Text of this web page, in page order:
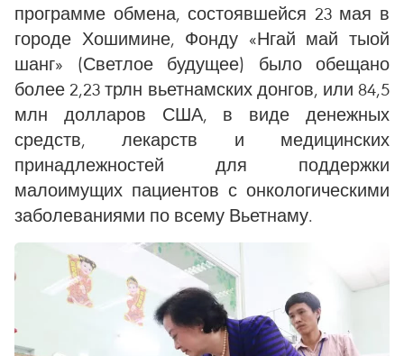
программе обмена, состоявшейся 23 мая в
городе Хошимине, Фонду «Нгай май тыой
шанг» (Светлое будущее) было обещано
более 2,23 трлн вьетнамских донгов, или 84,5
млн долларов США, в виде денежных
средств, лекарств и медицинских
принадлежностей для поддержки
малоимущих пациентов с онкологическими
заболеваниями по всему Вьетнаму.